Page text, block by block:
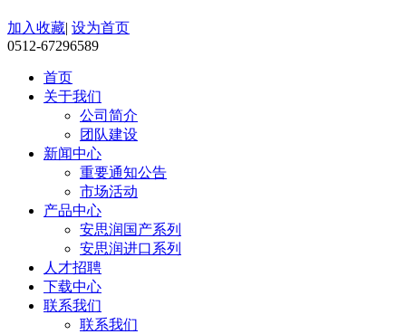
加入收藏| 设为首页
0512-67296589
首页
关于我们
公司简介
团队建设
新闻中心
重要通知公告
市场活动
产品中心
安思润国产系列
安思润进口系列
人才招聘
下载中心
联系我们
联系我们